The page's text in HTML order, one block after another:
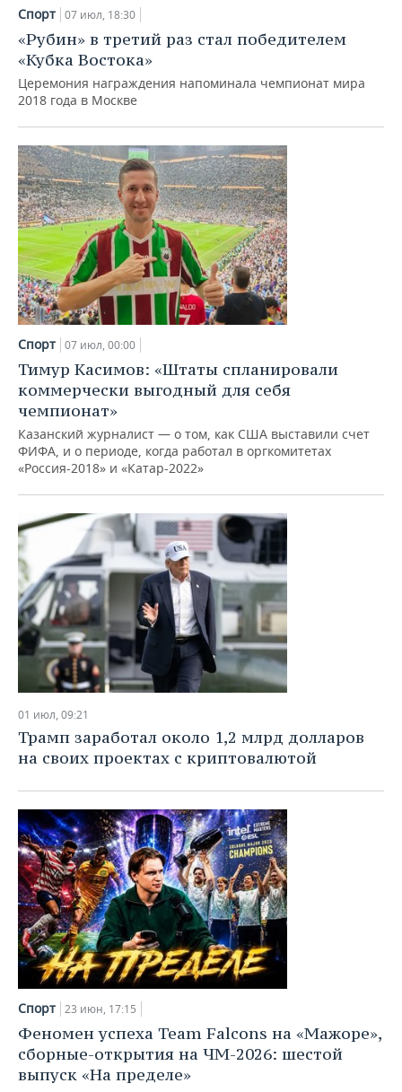
Спорт 07 июл, 18:30
«Рубин» в третий раз стал победителем
«Кубка Востока»
Церемония награждения напоминала чемпионат мира
2018 года в Москве
Спорт 07 июл, 00:00
Тимур Касимов: «Штаты спланировали
коммерчески выгодный для себя
чемпионат»
Казанский журналист — о том, как США выставили счет
ФИФА, и о периоде, когда работал в оргкомитетах
«Россия-2018» и «Катар-2022»
01 июл, 09:21
Трамп заработал около 1,2 млрд долларов
на своих проектах с криптовалютой
Спорт 23 июн, 17:15
Феномен успеха Team Falcons на «Мажоре»,
сборные-открытия на ЧМ-2026: шестой
выпуск «На пределе»